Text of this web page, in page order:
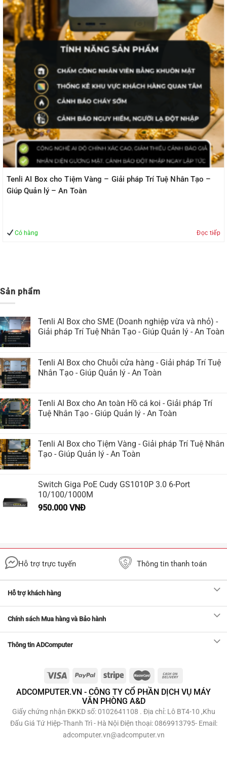
Tenli AI Box cho Tiệm Vàng – Giải pháp Trí Tuệ Nhân Tạo –
Giúp Quản lý – An Toàn
Có hàng Đọc tiếp
Sản phẩm
Tenli AI Box cho SME (Doanh nghiệp vừa và nhỏ) -
Giải pháp Trí Tuệ Nhân Tạo - Giúp Quản lý - An Toàn
Tenli AI Box cho Chuỗi cửa hàng - Giải pháp Trí Tuệ
Nhân Tạo - Giúp Quản lý - An Toàn
Tenli AI Box cho An toàn Hồ cá koi - Giải pháp Trí
Tuệ Nhân Tạo - Giúp Quản lý - An Toàn
Tenli AI Box cho Tiệm Vàng - Giải pháp Trí Tuệ Nhân
Tạo - Giúp Quản lý - An Toàn
Switch Giga PoE Cudy GS1010P 3.0 6-Port
10/100/1000M
950.000 VNĐ
Hỗ trợ trực tuyến Thông tin thanh toán
Hỗ trợ khách hàng
Chính sách Mua hàng và Bảo hành
Thông tin ADComputer
ADCOMPUTER.VN - CÔNG TY CỔ PHẦN DỊCH VỤ MÁY
VĂN PHÒNG A&D
Giấy chứng nhận ĐKKD số: 0102641108 . Địa chỉ: Lô BT4-10 ,Khu
Đấu Giá Tứ Hiệp-Thanh Trì - Hà Nội Điện thoại: 0869913795- Email:
adcomputer.vn@adcomputer.vn